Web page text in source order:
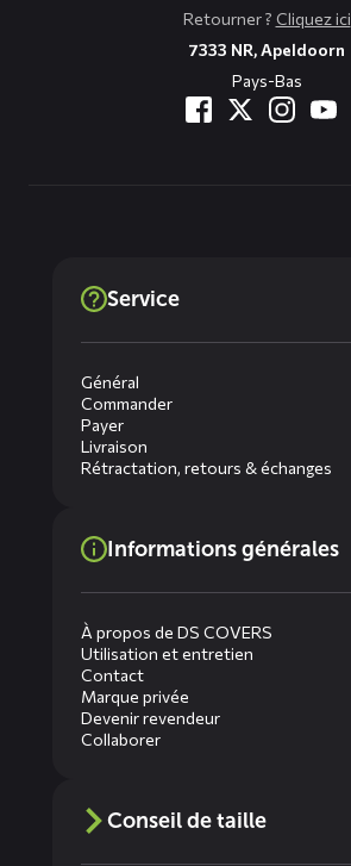
Retourner ? Cliquez ici
7333 NR, Apeldoorn
Pays-Bas
Service
Général
Commander
Payer
Livraison
Rétractation, retours & échanges
Informations générales
À propos de DS COVERS
Utilisation et entretien
Contact
Marque privée
Devenir revendeur
Collaborer
Conseil de taille